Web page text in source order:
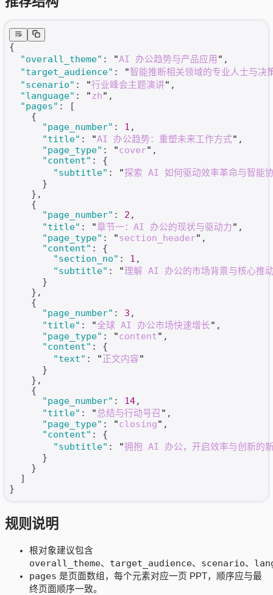
{
  "overall_theme"
: "AI 办公趋势与产品应用 " ,
  "target_audience"
: "智能推断相关领域的专业人士与决
  "scenario"
: "行业峰会主题演讲" ,
  "language"
: "zh" ,
  "pages"
: [
    {
      "page_number"
: 1 ,
      "title"
: "AI 办公趋势：重塑未来工作方式" ,
      "page_type"
: "cover" ,
      "content"
: {
        "subtitle"
: "探索 AI 如何驱动效率革命与智能
      }
    },
    {
      "page_number"
: 2 ,
      "title"
: "章节一：AI 办公的现状与驱动力" ,
      "page_type"
: "section_header" ,
      "content"
: {
        "section_no"
: 1 ,
        "subtitle"
: "理解 AI 办公的市场背景与核心推
      }
    },
    {
      "page_number"
: 3 ,
      "title"
: "全球 AI 办公市场快速增长" ,
      "page_type"
: "content" ,
      "content"
: {
        "text"
: "正文内容"
      }
    },
    {
      "page_number"
: 14,
      "title"
: "总结与行动号召 " ,
      "page_type"
: "closing" ,
      "content"
: {
        "subtitle"
: "拥抱 AI 办公，开启效率与创新的
      }
    }
  ]
}
规则说明
根对象建议包含
overall_theme、 target_audience、 scenario、
pages 是页面数组，每个元素对应一页 PPT，顺序应与最
终页面顺序一致。